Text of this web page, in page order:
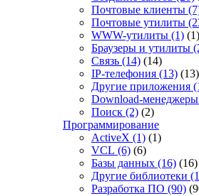
Почтовые клиенты
Почтовые утилиты
WWW-утилиты (1) (1)
Браузеры и утилиты
Связь (14) (14)
IP-телефония (13) (13)
Другие приложения
Download-менеджеры
Поиск (2) (2)
Программирование
ActiveX (1) (1)
VCL (6) (6)
Базы данных (16) (16)
Другие библиотеки
Разработка ПО (90)